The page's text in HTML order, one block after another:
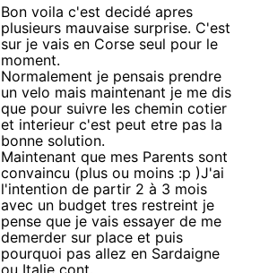
Bon voila c'est decidé apres
plusieurs mauvaise surprise. C'est
sur je vais en Corse seul pour le
moment.
Normalement je pensais prendre
un velo mais maintenant je me dis
que pour suivre les chemin cotier
et interieur c'est peut etre pas la
bonne solution.
Maintenant que mes Parents sont
convaincu (plus ou moins :p )J'ai
l'intention de partir 2 à 3 mois
avec un budget tres restreint je
pense que je vais essayer de me
demerder sur place et puis
pourquoi pas allez en Sardaigne
ou Italie cont.